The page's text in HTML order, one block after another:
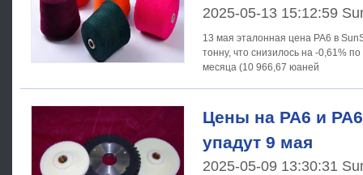
2025-05-13 15:12:59
13 мая эталонная цена PA6 в
тонну, что снизилось на -0,61%
месяца (10 966,67 юаней
Цены на PA6 и
упадут 9 мая
2025-05-09 13:30:31